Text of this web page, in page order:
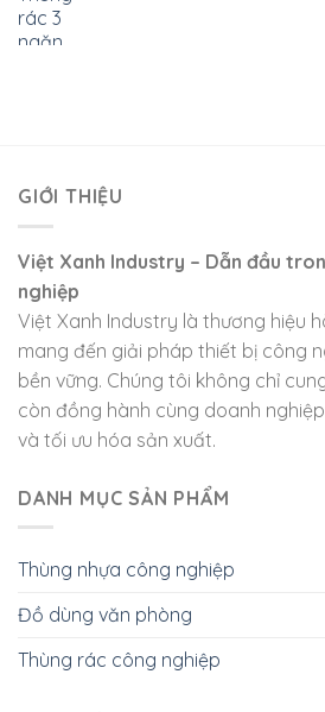
GIỚI THIỆU
Việt Xanh Industry – Dẫn đầu
nghiệp
Việt Xanh Industry là thương hiệu
mang đến giải pháp thiết bị công
bền vững. Chúng tôi không chỉ
còn đồng hành cùng doanh
và tối ưu hóa sản xuất.
DANH MỤC SẢN PHẨM
Thùng nhựa công nghiệp
Đồ dùng văn phòng
Thùng rác công nghiệp